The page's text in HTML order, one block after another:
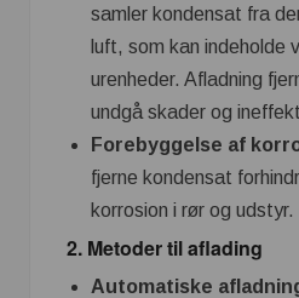
samler kondensat fra
luft, som kan indeholde
urenheder. Afladning
undgå skader og
Forebyggelse af
fjerne kondensat
korrosion i rør og udstyr.
2. Metoder til aflading
Automatiske